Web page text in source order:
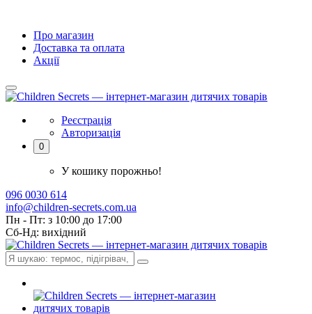
Про магазин
Доставка та оплата
Акції
Реєстрація
Авторизація
0
У кошику порожньо!
096 0030 614
info@children-secrets.com.ua
Пн - Пт: з 10:00 до 17:00
Сб-Нд: вихідний